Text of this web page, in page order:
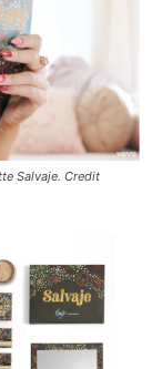
Salvaje. Credit